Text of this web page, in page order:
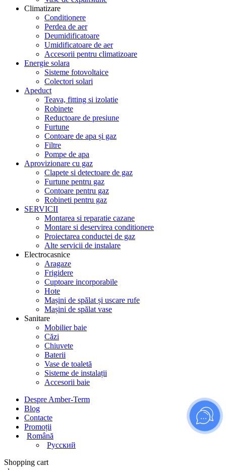
Climatizare
Conditionere
Perdea de aer
Deumidificatoare
Umidificatoare de aer
Accesorii pentru climatizoare
Energie solara
Sisteme fotovoltaice
Colectori solari
Apeduct
Teava, fitting si izolatie
Robinete
Reductoare de presiune
Furtune
Contoare de apa și gaz
Filtre
Pompe de apa
Aprovizionare cu gaz
Clapete si detectoare de gaz
Furtune pentru gaz
Contoare pentru gaz
Robineti pentru gaz
SERVICII
Montarea si reparatie cazane
Montare si deservirea conditionere
Proiectarea conductei de gaz
Alte servicii de instalare
Electrocasnice
Aragaze
Frigidere
Cuptoare incorporabile
Hote
Mașini de spălat și uscare rufe
Mașini de spălat vase
Sanitare
Mobilier baie
Căzi
Chiuvete
Baterii
Vase de toaletă
Sisteme de instalații
Accesorii baie
Despre Amber-Term
Blog
Contacte
Promoții
Română
Русский
Shopping cart